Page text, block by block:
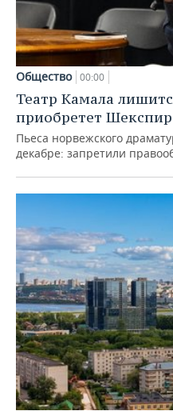
Общество 00:00
Театр Камала
приобретет
Пьеса норвежского
декабре: запретили